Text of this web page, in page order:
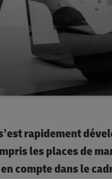
rapidement
les places de
compte dans le